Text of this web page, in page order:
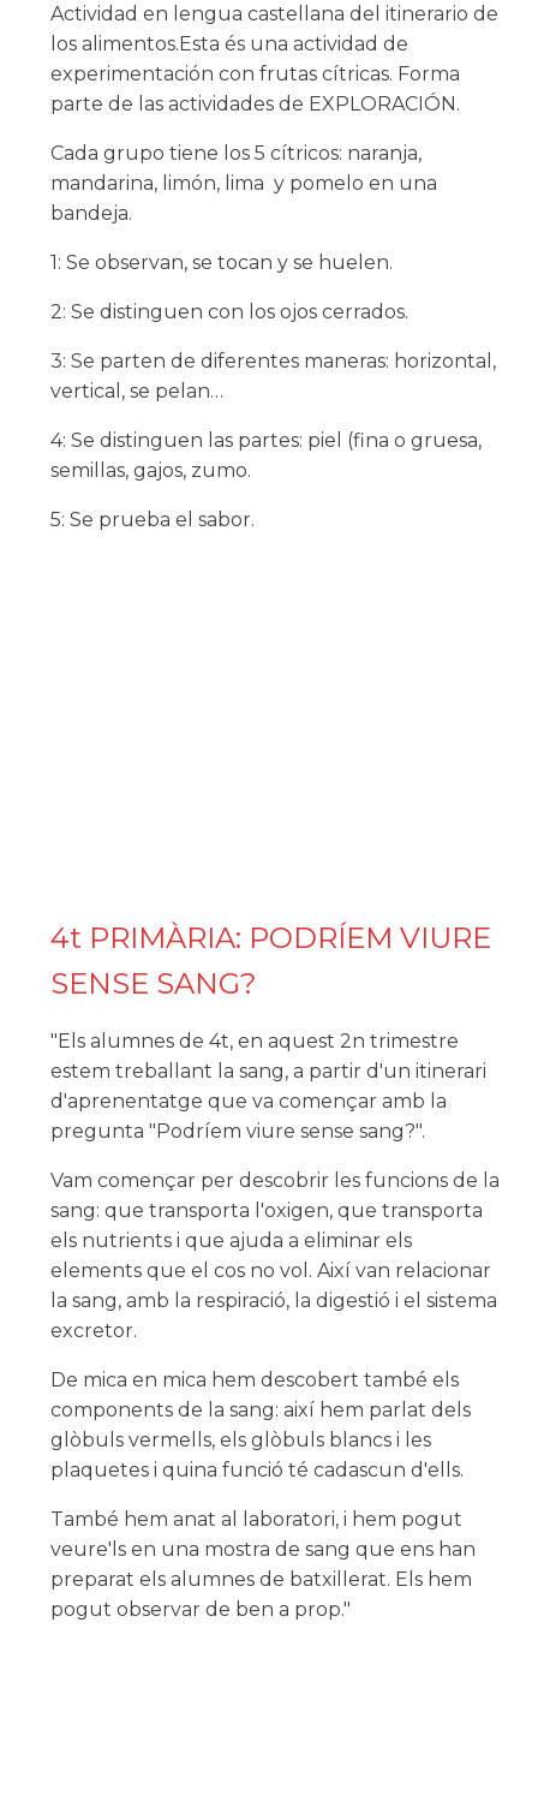
Actividad en lengua castellana del itinerario de
los alimentos.Esta és una actividad de
experimentación con frutas cítricas. Forma
parte de las actividades de EXPLORACIÓN.
Cada grupo tiene los 5 cítricos: naranja,
mandarina, limón, lima y pomelo en una
bandeja.
1: Se observan, se tocan y se huelen.
2: Se distinguen con los ojos cerrados.
3: Se parten de diferentes maneras: horizontal,
vertical, se pelan…
4: Se distinguen las partes: piel (fina o gruesa,
semillas, gajos, zumo.
5: Se prueba el sabor.
4t PRIMÀRIA: PODRÍEM VIURE
SENSE SANG?
"Els alumnes de 4t, en aquest 2n trimestre
estem treballant la sang, a partir d'un itinerari
d'aprenentatge que va començar amb la
pregunta "Podríem viure sense sang?".
Vam començar per descobrir les funcions de la
sang: que transporta l'oxigen, que transporta
els nutrients i que ajuda a eliminar els
elements que el cos no vol. Així van relacionar
la sang, amb la respiració, la digestió i el sistema
excretor.
De mica en mica hem descobert també els
components de la sang: així hem parlat dels
glòbuls vermells, els glòbuls blancs i les
plaquetes i quina funció té cadascun d'ells.
També hem anat al laboratori, i hem pogut
veure'ls en una mostra de sang que ens han
preparat els alumnes de batxillerat. Els hem
pogut observar de ben a prop."